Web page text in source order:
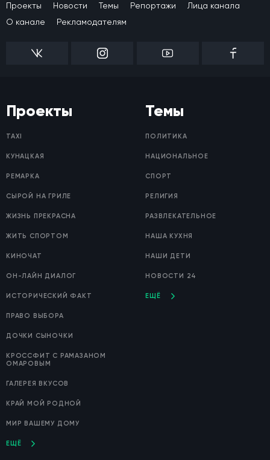
Проекты Новости Темы Репортажи
Лица канала
О канале
Рекламодателям
Проекты
TAXI
КУНАЦКАЯ
РЕМАРКА
СЫРОЙ НА ГРИЛЕ
ЖИЗНЬ ПРЕКРАСНА
ЖИТЬ СПОРТОМ
КИНОЧАТ
ОН-ЛАЙН ДИАЛОГ
ИСТОРИЧЕСКИЙ ФАКТ
ПРАВО ВЫБОРА
ДОЧКИ СЫНОЧКИ
КРОССФИТ С РАМАЗАНОМ
ОМАРОВЫМ
ГАЛЕРЕЯ ВКУСОВ
КРАЙ МОЙ РОДНОЙ
МИР ВАШЕМУ ДОМУ
ЕЩЁ
Темы
ПОЛИТИКА
НАЦИОНАЛЬНОЕ
СПОРТ
РЕЛИГИЯ
РАЗВЛЕКАТЕЛЬНОЕ
НАША КУХНЯ
НАШИ ДЕТИ
НОВОСТИ 24
ЕЩЁ